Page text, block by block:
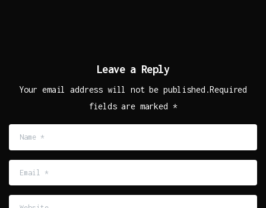
Leave a Reply
Your email address will not be published.Required
fields are marked *
*
Website